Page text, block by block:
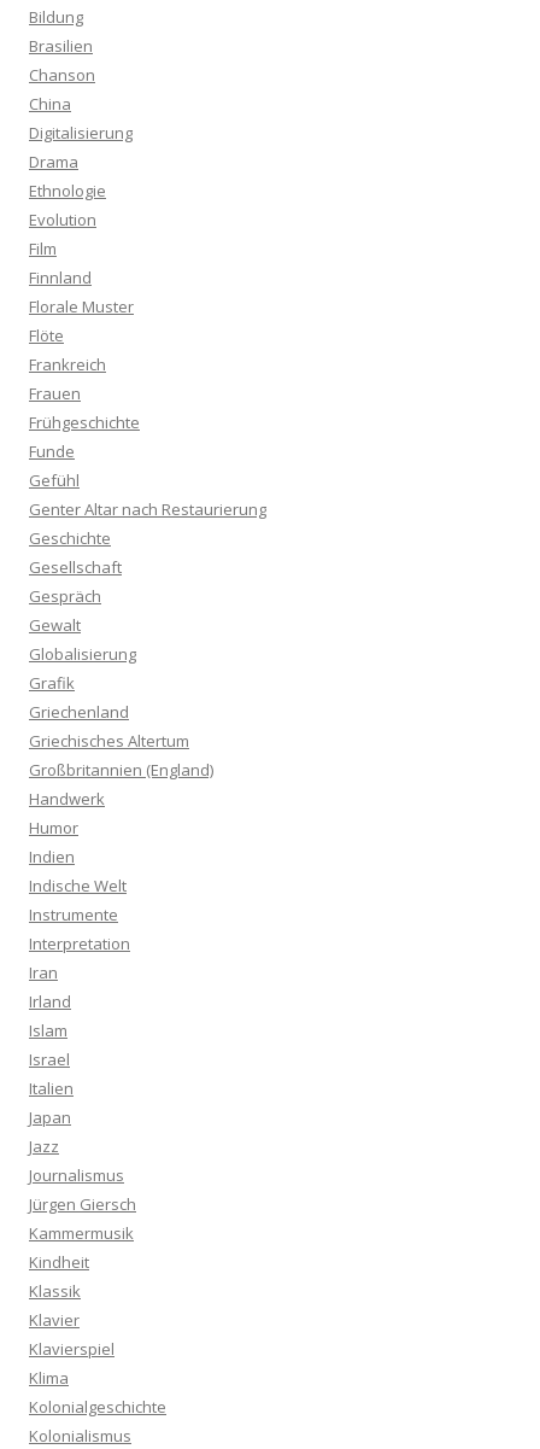
Bildung
Brasilien
Chanson
China
Digitalisierung
Drama
Ethnologie
Evolution
Film
Finnland
Florale Muster
Flöte
Frankreich
Frauen
Frühgeschichte
Funde
Gefühl
Genter Altar nach Restaurierung
Geschichte
Gesellschaft
Gespräch
Gewalt
Globalisierung
Grafik
Griechenland
Griechisches Altertum
Großbritannien (England)
Handwerk
Humor
Indien
Indische Welt
Instrumente
Interpretation
Iran
Irland
Islam
Israel
Italien
Japan
Jazz
Journalismus
Jürgen Giersch
Kammermusik
Kindheit
Klassik
Klavier
Klavierspiel
Klima
Kolonialgeschichte
Kolonialismus